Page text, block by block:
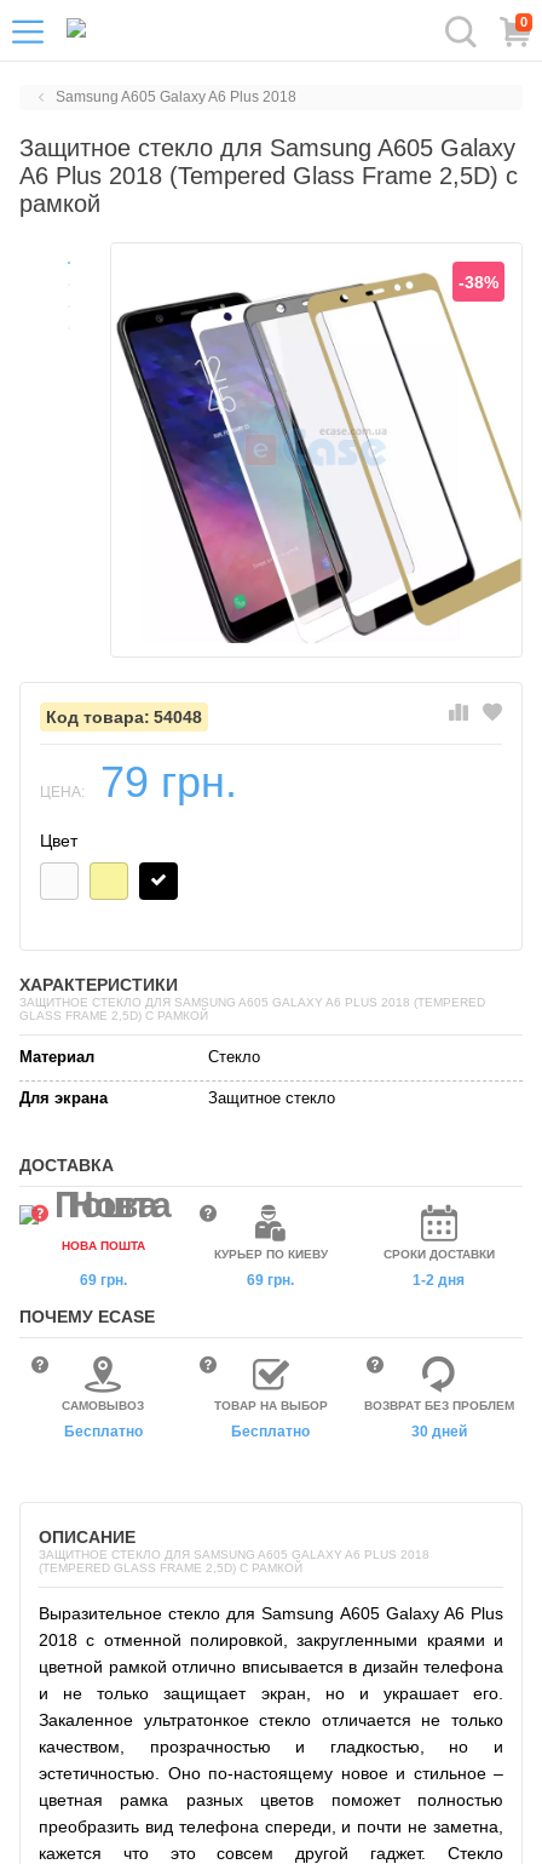
0
Samsung A605 Galaxy A6 Plus 2018
Защитное стекло для Samsung A605 Galaxy
A6 Plus 2018 (Tempered Glass Frame 2,5D) с
рамкой
-38%
54048
ЦЕНА: 79 грн.
Цвет
ХАРАКТЕРИСТИКИ
ЗАЩИТНОЕ СТЕКЛО ДЛЯ SAMSUNG A605 GALAXY A6 PLUS 2018 (TEMPERED
GLASS FRAME 2,5D) С РАМКОЙ
Материал Стекло
Для экрана Защитное стекло
ДОСТАВКА
НОВА ПОШТА
69 грн.
КУРЬЕР ПО КИЕВУ
69 грн.
СРОКИ ДОСТАВКИ
1-2 дня
ПОЧЕМУ ECASE
САМОВЫВОЗ
Бесплатно
ТОВАР НА ВЫБОР
Бесплатно
ВОЗВРАТ БЕЗ ПРОБЛЕМ
30 дней
ОПИСАНИЕ
ЗАЩИТНОЕ СТЕКЛО ДЛЯ SAMSUNG A605 GALAXY A6 PLUS 2018
(TEMPERED GLASS FRAME 2,5D) С РАМКОЙ
Выразительное стекло для Samsung A605 Galaxy A6 Plus
2018 с отменной полировкой, закругленными краями и
цветной рамкой отлично вписывается в дизайн телефона
и не только защищает экран, но и украшает его.
Закаленное ультратонкое стекло отличается не только
качеством, прозрачностью и гладкостью, но и
эстетичностью. Оно по-настоящему новое и стильное –
цветная рамка разных цветов поможет полностью
преобразить вид телефона спереди, и почти не заметна,
кажется что это совсем другой гаджет. Стекло